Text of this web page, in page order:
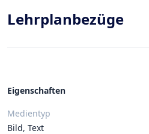
Lehrplanbezüge
Eigenschaften
Medientyp
Bild, Text